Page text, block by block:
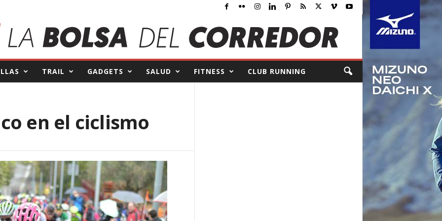
TRAIL GADGETS SALUD FITNESS CLUB RUNNING
en el ciclismo